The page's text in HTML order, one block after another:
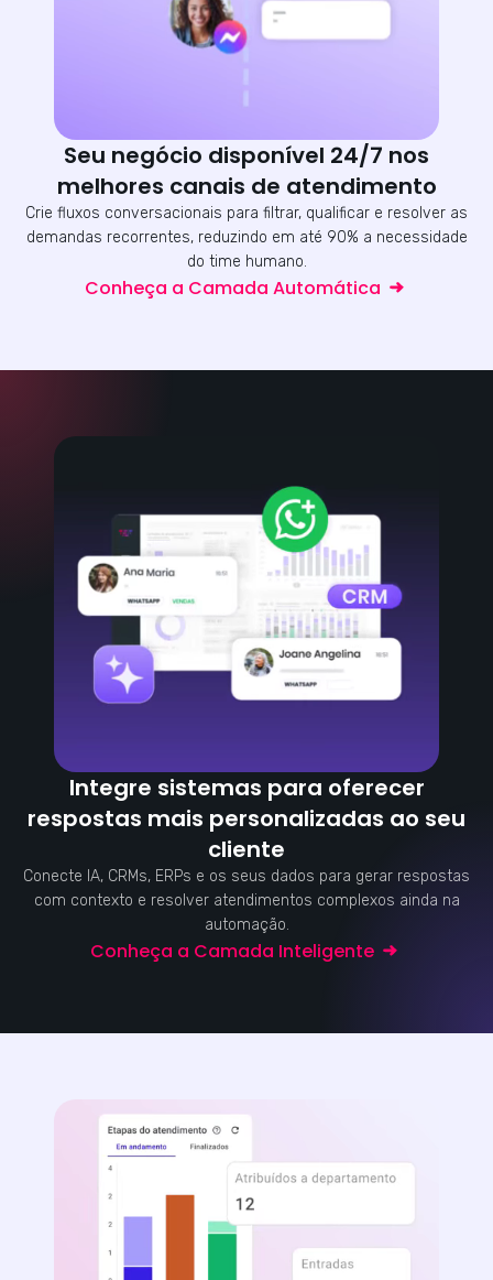
Seu negócio disponível 24/7 nos
melhores canais de atendimento
Crie fluxos conversacionais para filtrar, qualificar e resolver as
demandas recorrentes, reduzindo em até 90% a necessidade
do time humano.
Conheça a Camada Automática
Integre sistemas para oferecer
respostas mais personalizadas ao seu
cliente
Conecte IA, CRMs, ERPs e os seus dados para gerar respostas
com contexto e resolver atendimentos complexos ainda na
automação.
Conheça a Camada Inteligente